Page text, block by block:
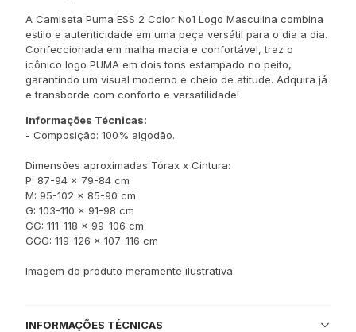
A Camiseta Puma ESS 2 Color No1 Logo Masculina combina
estilo e autenticidade em uma peça versátil para o dia a dia.
Confeccionada em malha macia e confortável, traz o
icônico logo PUMA em dois tons estampado no peito,
garantindo um visual moderno e cheio de atitude. Adquira já
e transborde com conforto e versatilidade!
Informações Técnicas:
- Composição: 100% algodão.
Dimensões aproximadas Tórax x Cintura:
P: 87-94 x 79-84 cm
M: 95-102 x 85-90 cm
G: 103-110 x 91-98 cm
GG: 111-118 x 99-106 cm
GGG: 119-126 x 107-116 cm
Imagem do produto meramente ilustrativa.
INFORMAÇÕES TÉCNICAS